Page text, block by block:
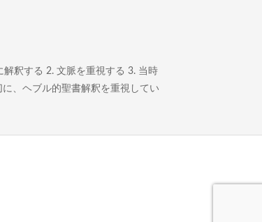
釈する 2. 文脈を重視する 3. 当時
、ヘブル的聖書解釈を重視してい